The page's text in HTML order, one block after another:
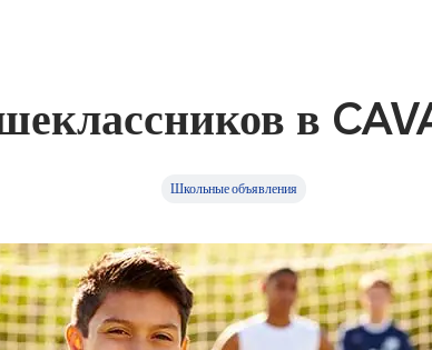
в
Школьные объявления